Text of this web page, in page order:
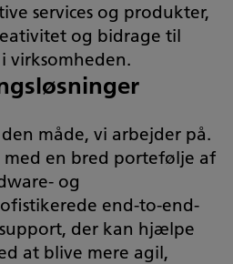
services og produkter,
og bidrage til
virksomheden.
måde, vi arbejder på.
med en bred portefølje af
og
end-to-end-
der kan hjælpe
at blive mere agil,